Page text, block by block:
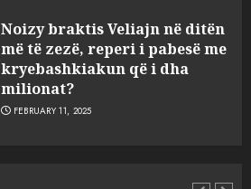
Noizy braktis Veliajn në ditën
më të zezë, reperi i pabesë me
kryebashkiakun që i dha
milionat?
FEBRUARY 11, 2025
sulmuan “One Albania”,
ngjarja u fsheh. A u vodhën
serverat?
MARCH 25, 2025